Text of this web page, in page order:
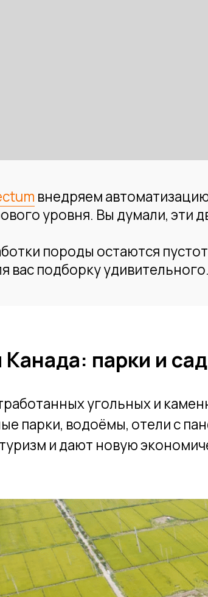
уровня. Вы думали, эти две
породы остаются пустоты, и
подборку удивительного.
парки, водоёмы, отели с
и дают новую